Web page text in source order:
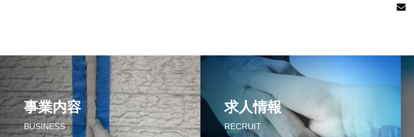
事業内容
BUSINESS
求人情報
RECRUIT